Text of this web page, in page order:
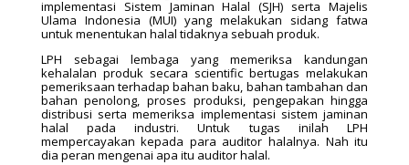
implementasi Sistem Jaminan Halal (SJH) serta Majelis
Ulama Indonesia (MUI) yang melakukan sidang fatwa
untuk menentukan halal tidaknya sebuah produk.
LPH sebagai lembaga yang memeriksa kandungan
kehalalan produk secara scientific bertugas melakukan
pemeriksaan terhadap bahan baku, bahan tambahan dan
bahan penolong, proses produksi, pengepakan hingga
distribusi serta memeriksa implementasi sistem jaminan
halal pada industri. Untuk tugas inilah LPH
mempercayakan kepada para auditor halalnya. Nah itu
dia peran mengenai apa itu auditor halal.